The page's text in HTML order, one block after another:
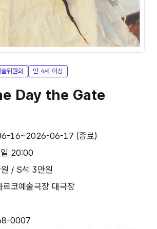
위원회 만 4세 이상
Day the Gate
16~2026-06-17 (종료)
20:00
/ S석 3만원
르코예술극장 대극장
0007